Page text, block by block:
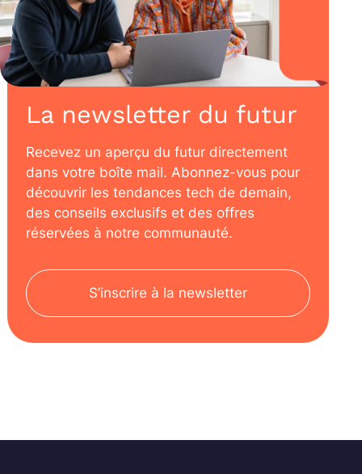
La newsletter du futur
Recevez un aperçu du futur directement
dans votre boîte mail. Abonnez-vous pour
découvrir les tendances tech de demain,
des conseils exclusifs et des offres
réservées à notre communauté.
S’inscrire à la newsletter